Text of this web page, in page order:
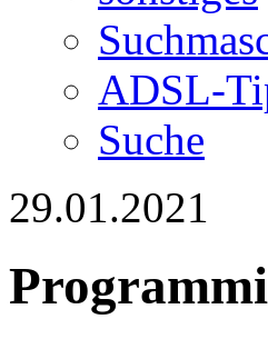
ADSL-
Suche
29.01.2021